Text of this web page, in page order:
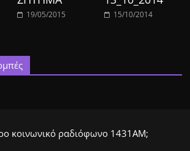
19/05/2015 15/10/2014
κοινωνικό ραδιόφωνο 1431ΑΜ;